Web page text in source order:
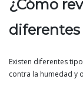
¿Cómo
Existen diferentes
contra la humedad y